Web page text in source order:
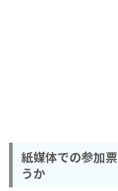
紙媒体での参加
うか